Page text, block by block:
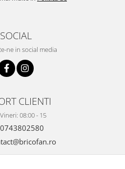
&
SOCIAL
ne in social media
CLIENTI
08:00 - 15
0743802580